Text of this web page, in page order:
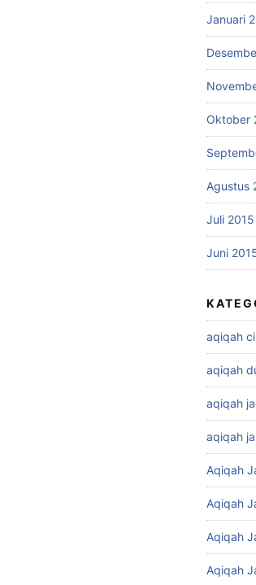
Januari
Oktober
Agustus
Juli 2015
Juni
aqiqah
aqiqah
aqiqah
aqiqah
Aqiqah
Aqiqah
Aqiqah
Aqiqah